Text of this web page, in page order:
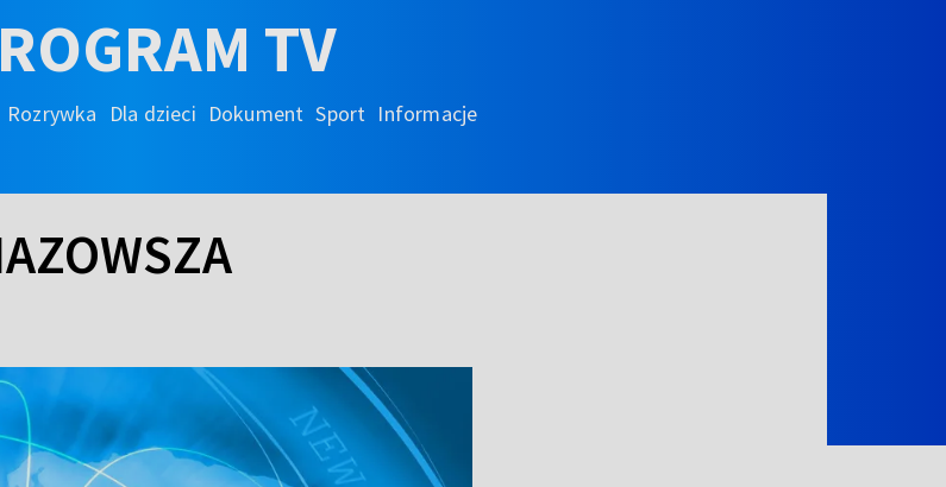
TV
Rozrywka Dla dzieci Dokument Sport Informacje